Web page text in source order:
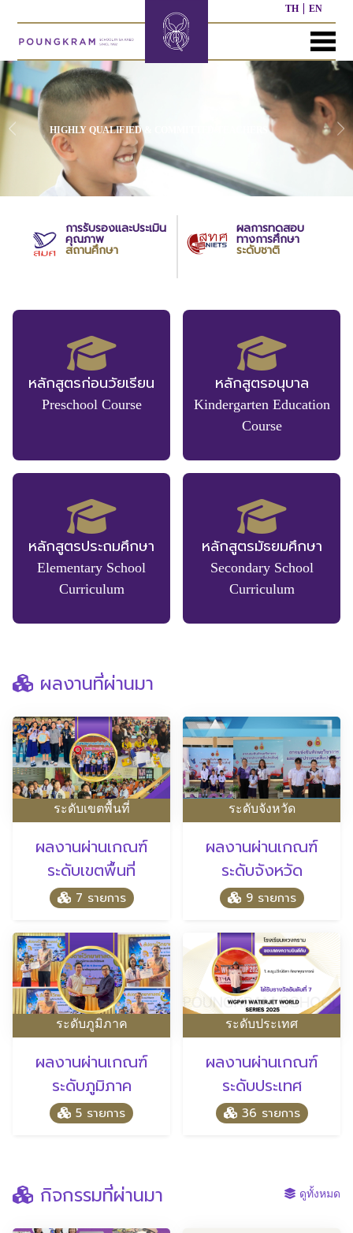
TH EN
MENU
หน้า
แรก
เกี่ยว
กับ
โรงเรียน
บริหาร/
บุคลากร
พันธ
กิจ
โครงสร้าง
ขอบข่าย
และ
หลักสูตร
หลักสูตร
หลักสูตร
อนุบาล
ประถม
ศึกษา
มัธยมศึกษา
ประชาสัมพันธ์
มา
กิจกรรม
อื่นๆ
ติดต่อ
เรา
HIGHLY QUALIFIED & COMMITTED TEACHERS
การรับรองและประเมิน
คุณภาพ
สถานศึกษา
ผลการทดสอบ
ทางการศึกษา
ระดับชาติ
หลักสูตรก่อนวัยเรียน
Preschool Course
หลักสูตรอนุบาล
Kindergarten Education
Course
หลักสูตรประถมศึกษา
Elementary School
Curriculum
หลักสูตรมัธยมศึกษา
Secondary School
Curriculum
ผลงานที่ผ่านมา
ระดับเขตพื้นที่
ผลงานผ่านเกณฑ์
ระดับเขตพื้นที่
7 รายการ
ระดับจังหวัด
ผลงานผ่านเกณฑ์
ระดับจังหวัด
9 รายการ
ระดับภูมิภาค
ผลงานผ่านเกณฑ์
ระดับภูมิภาค
5 รายการ
ระดับประเทศ
ผลงานผ่านเกณฑ์
ระดับประเทศ
36 รายการ
กิจกรรมที่ผ่านมา ดูทั้งหมด